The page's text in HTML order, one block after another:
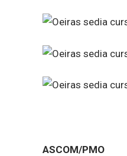
ASCOM/PMO